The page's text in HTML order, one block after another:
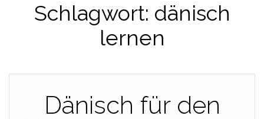
Schlagwort: dänisch
lernen
Dänisch für den